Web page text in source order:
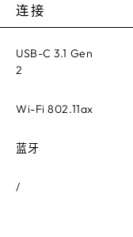
连接
USB-C 3.1 Gen
2
Wi-Fi 802.11ax
蓝牙
/